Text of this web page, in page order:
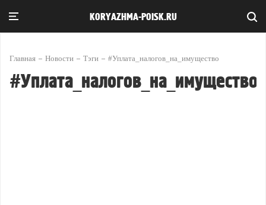
KORYAZHMA-POISK.RU
Главная Новости Тэги #Уплата_налогов_на_имущество
#Уплата_налогов_на_имущество